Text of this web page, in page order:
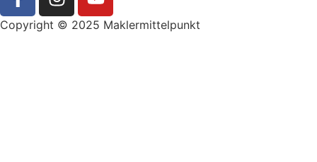
Copyright © 2025 Maklermittelpunkt